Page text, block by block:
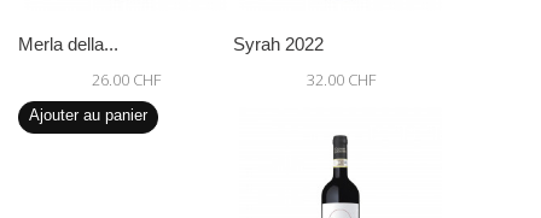
Merla della...
26.00 CHF
Ajouter au panier
Syrah 2022
32.00 CHF